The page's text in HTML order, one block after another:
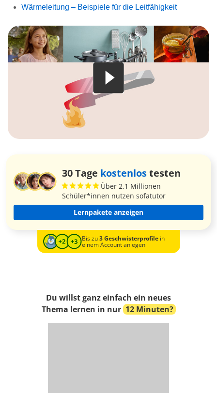
Wärmeleitung – Beispiele für die Leitfähigkeit
30 Tage kostenlostesten
Über 2,1 Millionen
Schüler*innen nutzen sofatutor
Lernpakete anzeigen
Bis zu3 Geschwisterprofilein
einem Account anlegen
Du willst ganz einfach ein neues
Thema lernen in nur 12 Minuten?